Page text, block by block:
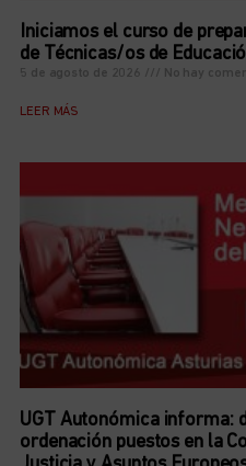
Iniciamos el curso de
de Técnicas/os de
5 de agosto de 2026 No hay
LEER MÁS
UGT Autonómica informa:
ordenación puestos en la